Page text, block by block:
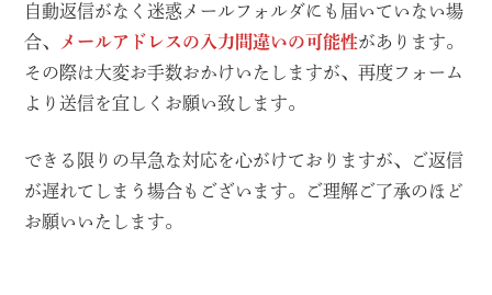
自動返信がなく迷惑メールフォルダにも届いていない場
合、
メールアドレスの入力間違いの可能性があります。
その際は大変お手数おかけいたしますが、再度フォーム
より送信を宜しくお願い致します。
できる限りの早急な対応を心がけておりますが、ご返信
が遅れてしまう場合もございます。ご理解ご了承のほど
お願いいたします。